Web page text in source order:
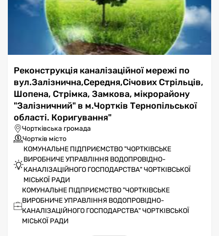
Реконструкція каналізаційної мережі по
вул.Залізнична,Середня,Січових Стрільців,
Шопена, Стрімка, Замкова, мікрорайону
"Залізничний" в м.Чортків Тернопільської
області. Коригування"
Чортківська громада
Чортків місто
КОМУНАЛЬНЕ ПІДПРИЄМСТВО "ЧОРТКІВСЬКЕ
ВИРОБНИЧЕ УПРАВЛІННЯ ВОДОПРОВІДНО-
КАНАЛІЗАЦІЙНОГО ГОСПОДАРСТВА" ЧОРТКІВСЬКОЇ
МІСЬКОЇ РАДИ
КОМУНАЛЬНЕ ПІДПРИЄМСТВО "ЧОРТКІВСЬКЕ
ВИРОБНИЧЕ УПРАВЛІННЯ ВОДОПРОВІДНО-
КАНАЛІЗАЦІЙНОГО ГОСПОДАРСТВА" ЧОРТКІВСЬКОЇ
МІСЬКОЇ РАДИ